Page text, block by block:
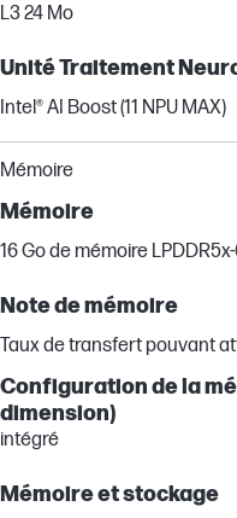
L3 24 Mo
Unité Traitement
Intel® AI Boost (11 NPU MAX)
Mémoire
Mémoire
16 Go de mémoire
Note de mémoire
Taux de transfert pouvant
Configuration de la
dimension)
intégré
Mémoire et stockage